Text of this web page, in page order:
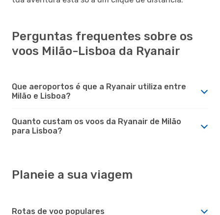
Perguntas frequentes sobre os
voos Milão-Lisboa da Ryanair
Que aeroportos é que a Ryanair utiliza entre
Milão e Lisboa?
Quanto custam os voos da Ryanair de Milão
para Lisboa?
Planeie a sua viagem
Rotas de voo populares